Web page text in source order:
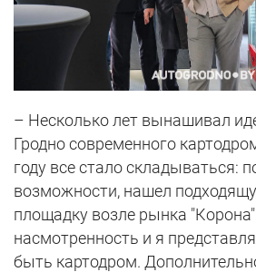
– Несколько лет вынашивал
Гродно современного
году все стало складываться:
возможности, нашел
площадку возле рынка
насмотренность и я
быть картодром.